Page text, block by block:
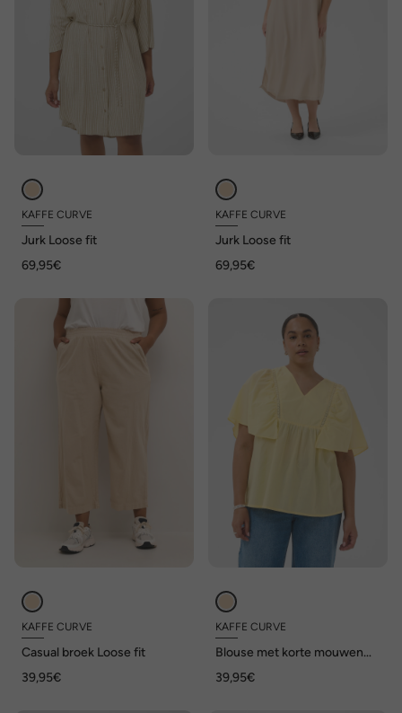
KAFFE CURVE
Jurk Loose fit
69,95€
KAFFE CURVE
Jurk Loose fit
69,95€
KAFFE CURVE
Casual broek Loose fit
39,95€
KAFFE CURVE
Blouse met korte mouwen
39,95€